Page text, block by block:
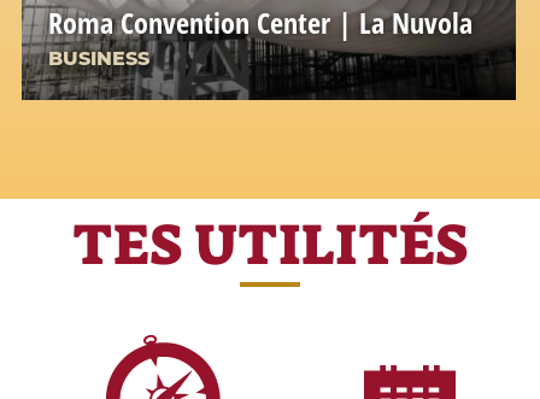
Roma Convention Center | La Nuvola
BUSINESS
TES UTILITÉS